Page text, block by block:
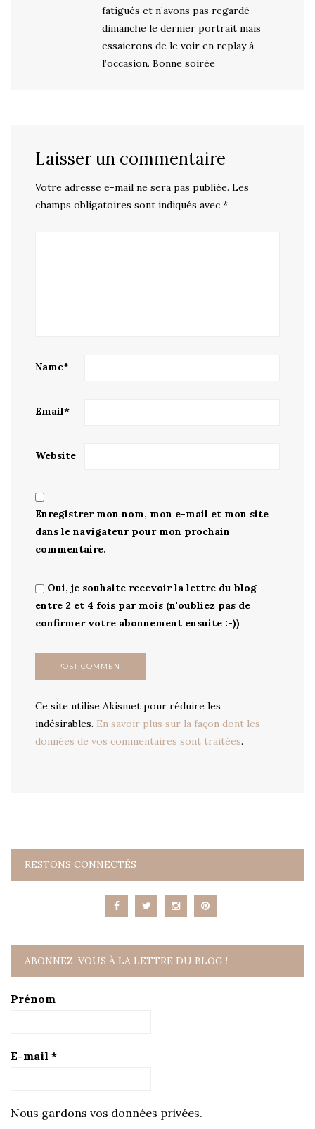
fatigués et n’avons pas regardé
dimanche le dernier portrait mais
essaierons de le voir en replay à
l’occasion. Bonne soirée
Laisser un commentaire
Votre adresse e-mail ne sera pas publiée. Les
champs obligatoires sont indiqués avec *
Name*
Email*
Website
Enregistrer mon nom, mon e-mail et mon site
dans le navigateur pour mon prochain
commentaire.
Oui, je souhaite recevoir la lettre du blog
entre 2 et 4 fois par mois (n'oubliez pas de
confirmer votre abonnement ensuite :-))
Ce site utilise Akismet pour réduire les
indésirables. En savoir plus sur la façon dont les
données de vos commentaires sont traitées.
RESTONS CONNECTÉS
ABONNEZ-VOUS À LA LETTRE DU BLOG !
Prénom
E-mail *
Nous gardons vos données privées.